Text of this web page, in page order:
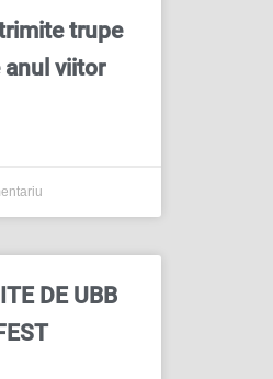
trupe
anul viitor
DE UBB